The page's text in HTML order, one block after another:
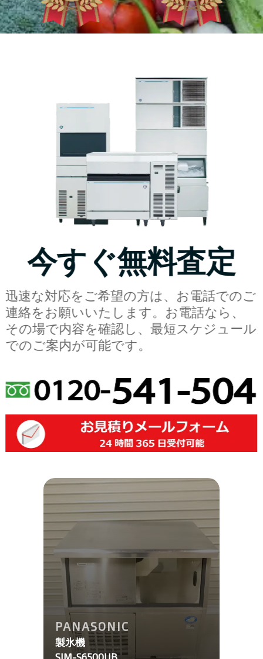
今すぐ無料査定
迅速な対応をご希望の方は、お電話でのご
連絡をお願いいたします。お電話なら、
その場で内容を確認し、最短スケジュール
でのご案内が可能です。
PANASONIC
製氷機
SIM-S6500UB